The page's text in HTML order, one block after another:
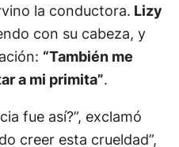
la conductora. Lizy
con su cabeza, y
“También me
a mi primita”.
fue así?”, exclamó
creer esta crueldad”,